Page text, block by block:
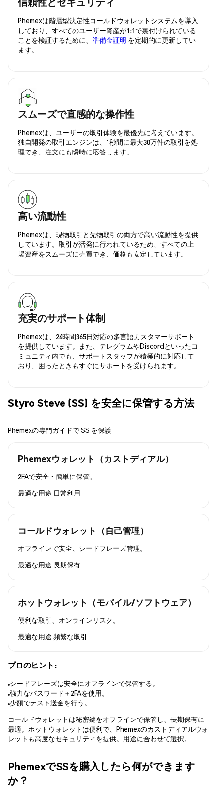
Phemexは階層型決定性コールドウォレットシステムを導入
しており、すべてのユーザー資産が1:1で裏付けられている
ことを検証するために、 準備金証明 を定期的に更新してい
ます。
スムーズで直感的な操作性
Phemexは、ユーザーの取引体験を最優先に考えています。
独自開発の取引エンジンは、1秒間に最大30万件の取引を処
理でき、注文にも瞬時に応答します。
高い流動性
Phemexは、現物取引と先物取引の両方で高い流動性を提供
しています。取引が活発に行われているため、すべての上
場資産をスムーズに売買でき、価格も安定しています。
充実のサポート体制
Phemexは、24時間365日対応の多言語カスタマーサポート
を提供しています。また、テレグラムやDiscordといったコ
ミュニティ内でも、サポートスタッフが積極的に対応して
おり、困ったときもすぐにサポートを受けられます。
Styro Steve (SS) を安全に保管する方法
Phemexの専門ガイドで SS を保護
Phemexウォレット（カストディアル）
2FAで安全・簡単に保管。
最適な用途 日常利用
コールドウォレット（自己管理）
オフラインで安全、シードフレーズ管理。
最適な用途 長期保有
ホットウォレット（モバイル/ソフトウェア）
便利な取引、オンラインリスク。
最適な用途 頻繁な取引
プロのヒント:
シードフレーズは安全にオフラインで保管する。
強力なパスワード＋2FAを使用。
少額でテスト送金を行う。
コールドウォレットは秘密鍵をオフラインで保管し、長期保有に
最適。ホットウォレットは便利で、Phemexのカストディアルウォ
レットも高度なセキュリティを提供。用途に合わせて選択。
PhemexでSSを購入したら何ができます
か？